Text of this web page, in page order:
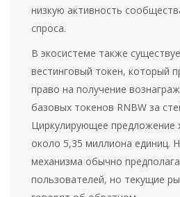
низкую активность
спроса.
В экосистеме также
вестинговый токен, который
право на получение
базовых токенов RNBW за
Циркулирующее предложение
около 5,35 миллиона единиц.
механизма обычно
пользователей, но текущие